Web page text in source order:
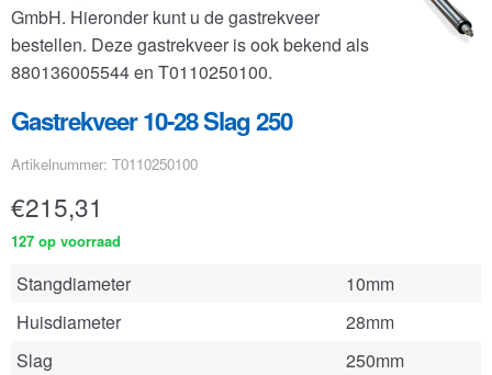
GmbH. Hieronder kunt u de gastrekveer
bestellen. Deze gastrekveer is ook bekend als
880136005544 en T0110250100.
Gastrekveer 10-28 Slag 250
Artikelnummer: T0110250100
€215,31
127 op voorraad
Stangdiameter
10mm
Huisdiameter
28mm
Slag
250mm